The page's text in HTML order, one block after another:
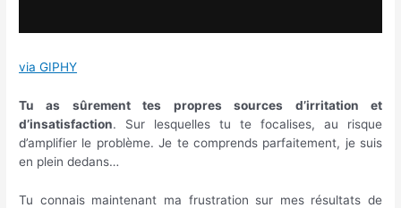
via GIPHY
Tu as sûrement tes propres sources d’irritation et
d’insatisfaction. Sur lesquelles tu te focalises, au risque
d’amplifier le problème. Je te comprends parfaitement, je suis
en plein dedans…
Tu connais maintenant ma frustration sur mes résultats de